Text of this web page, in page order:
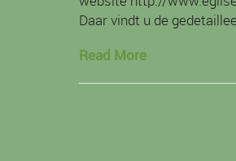
Daar vindt u de
Read More